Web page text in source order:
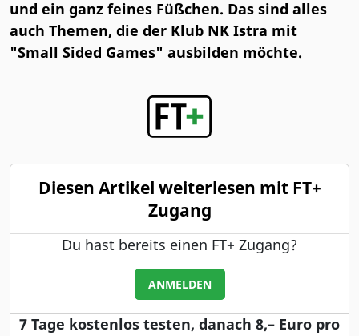
und ein ganz feines Füßchen. Das sind alles
auch Themen, die der Klub NK Istra mit
"Small Sided Games" ausbilden möchte.
Diesen Artikel weiterlesen mit FT+
Zugang
Du hast bereits einen FT+ Zugang?
ANMELDEN
7 Tage kostenlos testen, danach 8,– Euro pro